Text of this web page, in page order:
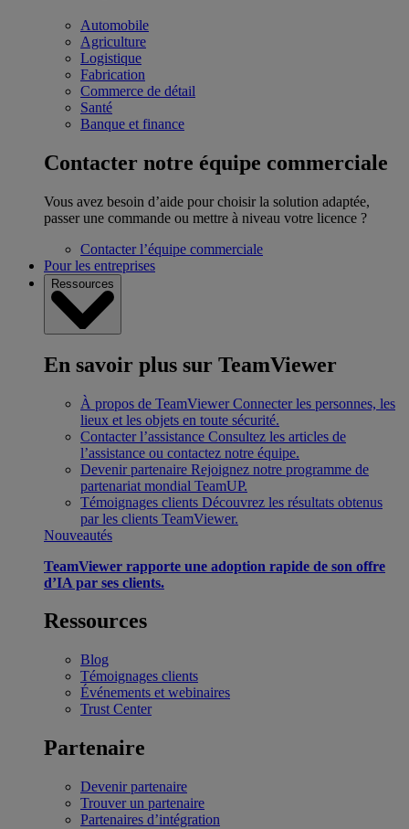
Automobile
Agriculture
Logistique
Fabrication
Commerce de détail
Santé
Banque et finance
Contacter notre équipe commerciale
Vous avez besoin d’aide pour choisir la solution adaptée,
passer une commande ou mettre à niveau votre licence ?
Contacter l’équipe commerciale
Pour les entreprises
Ressources
En savoir plus sur TeamViewer
À propos de TeamViewer Connecter les personnes, les
lieux et les objets en toute sécurité.
Contacter l’assistance Consultez les articles de
l’assistance ou contactez notre équipe.
Devenir partenaire Rejoignez notre programme de
partenariat mondial TeamUP.
Témoignages clients Découvrez les résultats obtenus
par les clients TeamViewer.
Nouveautés
TeamViewer rapporte une adoption rapide de son offre
d’IA par ses clients.
Ressources
Blog
Témoignages clients
Événements et webinaires
Trust Center
Partenaire
Devenir partenaire
Trouver un partenaire
Partenaires d’intégration